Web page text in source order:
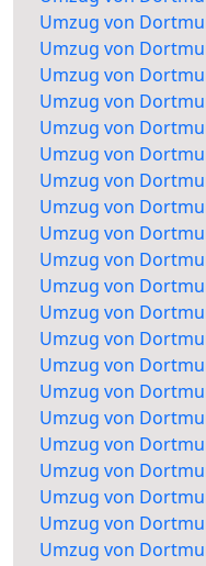
Umzug von
Umzug von
Umzug von
Umzug von
Umzug von
Umzug von
Umzug von
Umzug von
Umzug von
Umzug von
Umzug von
Umzug von
Umzug von
Umzug von
Umzug von
Umzug von
Umzug von
Umzug von
Umzug von
Umzug von
Umzug von